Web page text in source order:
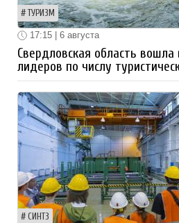
ТУРИЗМ
17:15 | 6 августа
Свердловская область
лидеров по числу
СИНТЗ